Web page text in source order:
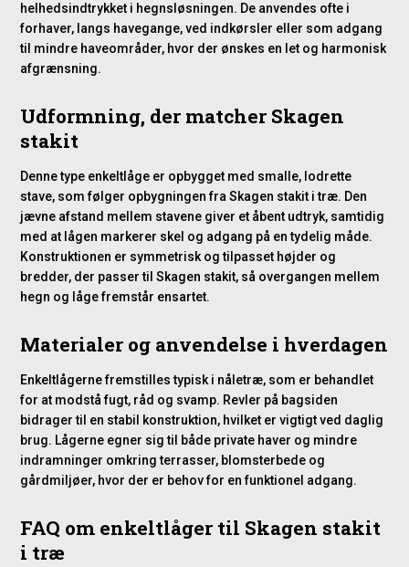
helhedsindtrykket i hegnsløsningen. De anvendes ofte i
forhaver, langs havegange, ved indkørsler eller som adgang
til mindre haveområder, hvor der ønskes en let og harmonisk
afgrænsning.
Udformning, der matcher Skagen
stakit
Denne type enkeltlåge er opbygget med smalle, lodrette
stave, som følger opbygningen fra Skagen stakit i træ. Den
jævne afstand mellem stavene giver et åbent udtryk, samtidig
med at lågen markerer skel og adgang på en tydelig måde.
Konstruktionen er symmetrisk og tilpasset højder og
bredder, der passer til Skagen stakit, så overgangen mellem
hegn og låge fremstår ensartet.
Materialer og anvendelse i hverdagen
Enkeltlågerne fremstilles typisk i nåletræ, som er behandlet
for at modstå fugt, råd og svamp. Revler på bagsiden
bidrager til en stabil konstruktion, hvilket er vigtigt ved daglig
brug. Lågerne egner sig til både private haver og mindre
indramninger omkring terrasser, blomsterbede og
gårdmiljøer, hvor der er behov for en funktionel adgang.
FAQ om enkeltlåger til Skagen stakit
i træ